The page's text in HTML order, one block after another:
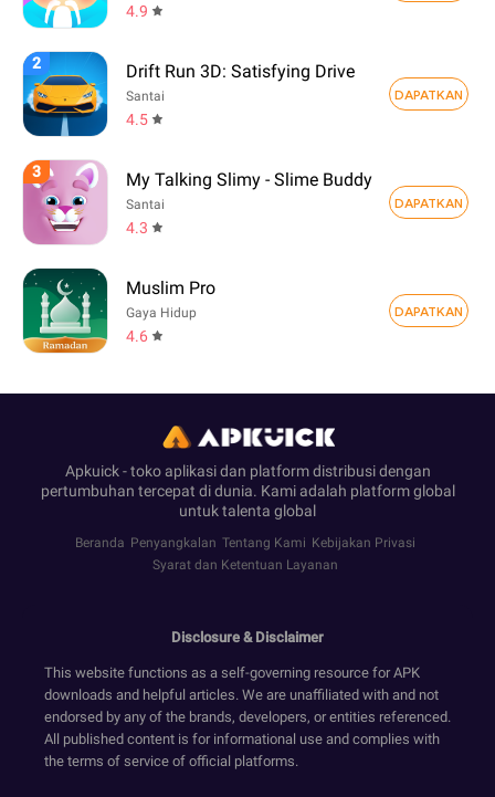
4.9
2 Drift Run 3D: Satisfying Drive
Santai
4.5
DAPATKAN
3 My Talking Slimy - Slime Buddy
Santai
4.3
DAPATKAN
Muslim Pro
Gaya Hidup
4.6
DAPATKAN
Apkuick - toko aplikasi dan platform distribusi dengan
pertumbuhan tercepat di dunia. Kami adalah platform global
untuk talenta global
Beranda Penyangkalan Tentang Kami Kebijakan Privasi
Syarat dan Ketentuan Layanan
Disclosure & Disclaimer
This website functions as a self-governing resource for APK
downloads and helpful articles. We are unaffiliated with and not
endorsed by any of the brands, developers, or entities referenced.
All published content is for informational use and complies with
the terms of service of official platforms.